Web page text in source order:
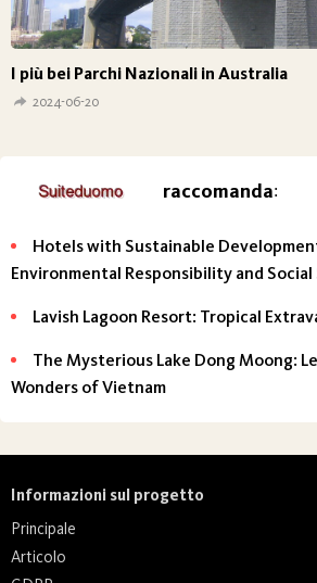
I più bei Parchi Nazionali in Australia
2024-06-20
raccomanda:
Hotels with Sustainable
Environmental Responsibility and
Lavish Lagoon Resort: Tropical
The Mysterious Lake Dong Moong:
Wonders of Vietnam
Informazioni sul progetto
Principale
Articolo